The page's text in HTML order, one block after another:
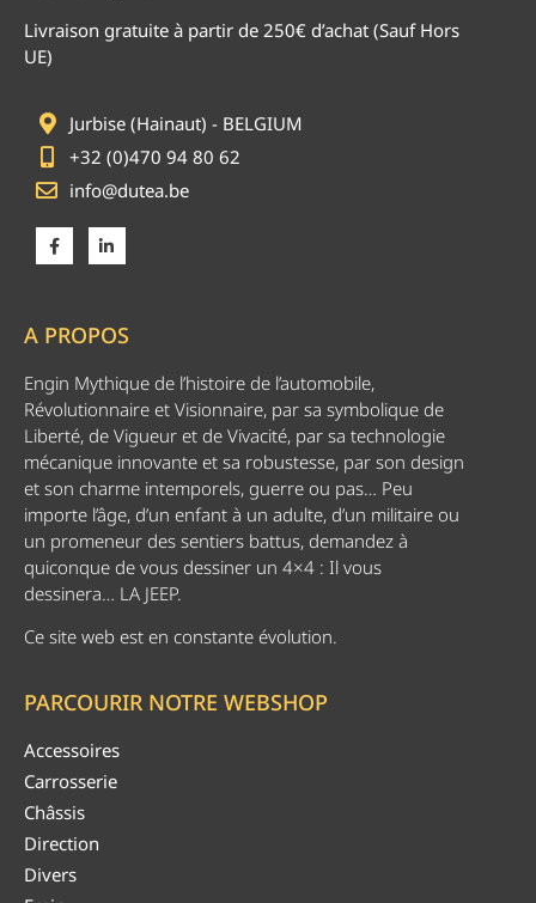
Livraison gratuite à partir de 250€ d’achat (Sauf Hors
UE)
Jurbise (Hainaut) - BELGIUM
+32 (0)470 94 80 62
info@dutea.be
A PROPOS
Engin Mythique de l’histoire de l’automobile,
Révolutionnaire et Visionnaire, par sa symbolique de
Liberté, de Vigueur et de Vivacité, par sa technologie
mécanique innovante et sa robustesse, par son design
et son charme intemporels, guerre ou pas… Peu
importe l’âge, d’un enfant à un adulte, d’un militaire ou
un promeneur des sentiers battus, demandez à
quiconque de vous dessiner un 4×4 : Il vous
dessinera… LA JEEP.
Ce site web est en constante évolution.
PARCOURIR NOTRE WEBSHOP
Accessoires
Carrosserie
Châssis
Direction
Divers